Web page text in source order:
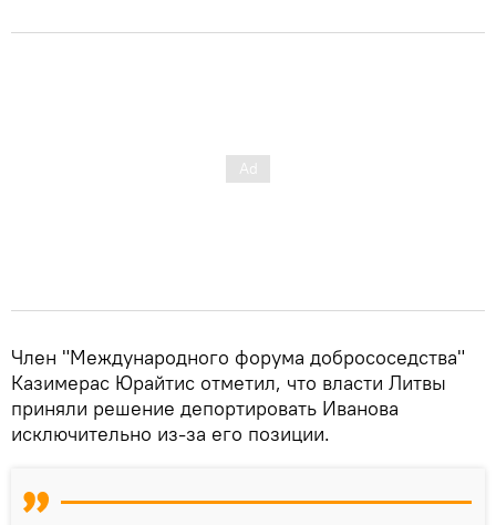
Член "Международного форума добрососедства"
Казимерас Юрайтис отметил, что власти Литвы
приняли решение депортировать Иванова
исключительно из-за его позиции.